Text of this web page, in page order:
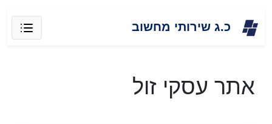
כ.ג שירותי מחשוב
אתר עסקי זול